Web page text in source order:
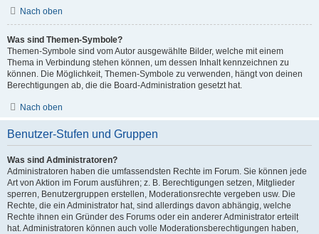
Nach oben
Was sind Themen-Symbole?
Themen-Symbole sind vom Autor ausgewählte Bilder, welche mit einem
Thema in Verbindung stehen können, um dessen Inhalt kennzeichnen zu
können. Die Möglichkeit, Themen-Symbole zu verwenden, hängt von deinen
Berechtigungen ab, die die Board-Administration gesetzt hat.
Nach oben
Benutzer-Stufen und Gruppen
Was sind Administratoren?
Administratoren haben die umfassendsten Rechte im Forum. Sie können jede
Art von Aktion im Forum ausführen; z. B. Berechtigungen setzen, Mitglieder
sperren, Benutzergruppen erstellen, Moderationsrechte vergeben usw. Die
Rechte, die ein Administrator hat, sind allerdings davon abhängig, welche
Rechte ihnen ein Gründer des Forums oder ein anderer Administrator erteilt
hat. Administratoren können auch volle Moderationsberechtigungen haben,